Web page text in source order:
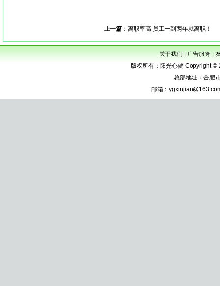
上一篇 ： 离职率高 员工一到两年就离职！
关于我们 广告服务
版权所有：阳光心健 Copyright ©
总部地址：合肥
邮箱：